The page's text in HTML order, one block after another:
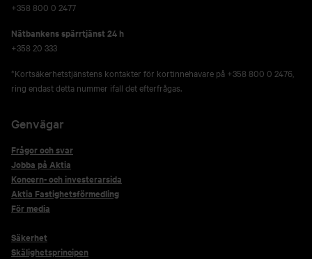
+358 800 0 2477
Nätbankens spärrtjänst 24 h
+358 20 333
*Kortsäkerhetstjänstens kontakter för kortinnehavare på +358 800 0 2476,
ring endast detta nummer ifall det efterfrågas.
Genvägar
Frågor och svar
Jobba på Aktia
Koncern- och investerarsida
Aktia Fastighetsförmedling
För media
Säkerhet
Skälighetsprincipen